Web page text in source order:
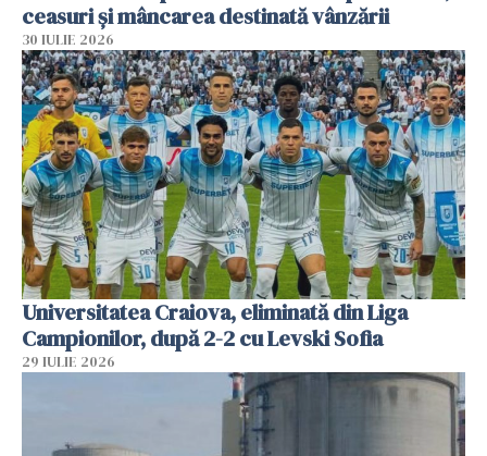
ceasuri și mâncarea destinată vânzării
30 IULIE 2026
Universitatea Craiova, eliminată din Liga
Campionilor, după 2-2 cu Levski Sofia
29 IULIE 2026